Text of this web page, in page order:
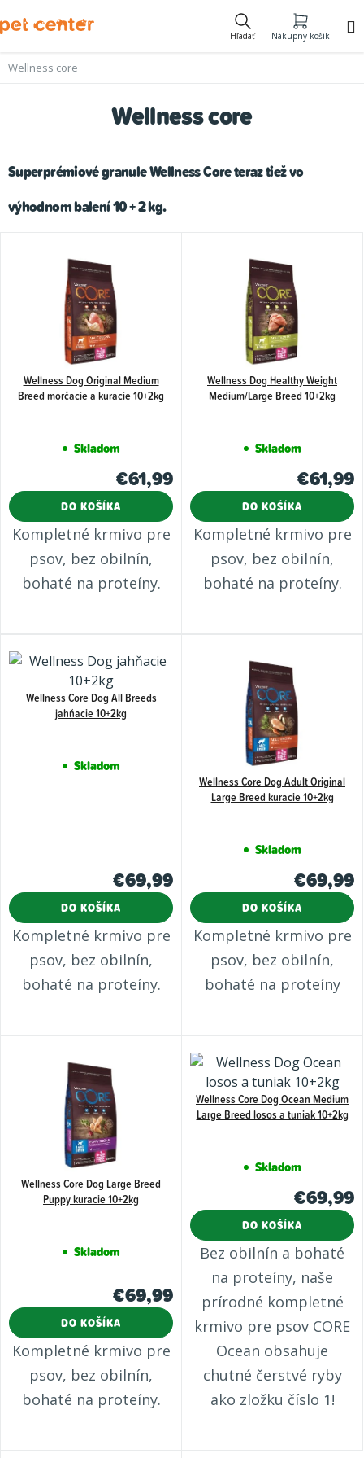
na
Hľadať Nákupný košík
Wellness core
Wellness core
Superprémiové granule Wellness Core teraz tiež vo
výhodnom balení 10 + 2 kg.
Wellness Dog Original Medium
Breed morčacie a kuracie 10+2kg
Skladom
€61,99
DO KOŠÍKA
Kompletné krmivo pre
psov, bez obilnín,
bohaté na proteíny.
Wellness Dog Healthy Weight
Medium/Large Breed 10+2kg
Skladom
€61,99
DO KOŠÍKA
Kompletné krmivo pre
psov, bez obilnín,
bohaté na proteíny.
Wellness Core Dog All Breeds
jahňacie 10+2kg
Skladom
€69,99
DO KOŠÍKA
Kompletné krmivo pre
psov, bez obilnín,
bohaté na proteíny.
Wellness Core Dog Adult Original
Large Breed kuracie 10+2kg
Skladom
€69,99
DO KOŠÍKA
Kompletné krmivo pre
psov, bez obilnín,
bohaté na proteíny
Wellness Core Dog Large Breed
Puppy kuracie 10+2kg
Skladom
€69,99
DO KOŠÍKA
Kompletné krmivo pre
psov, bez obilnín,
bohaté na proteíny.
Wellness Core Dog Ocean Medium
Large Breed losos a tuniak 10+2kg
Skladom
€69,99
DO KOŠÍKA
Bez obilnín a bohaté
na proteíny, naše
prírodné kompletné
krmivo pre psov CORE
Ocean obsahuje
chutné čerstvé ryby
ako zložku číslo 1!